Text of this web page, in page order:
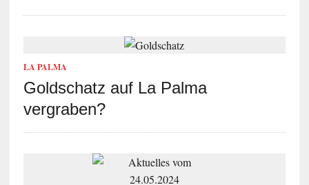
LA PALMA
Goldschatz auf La Palma
vergraben?